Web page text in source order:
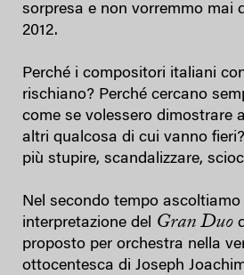
sorpresa e non vorremmo mai
2012.
Perché i compositori italiani
rischiano? Perché cercano
come se volessero dimostrare
altri qualcosa di cui vanno
più stupire, scandalizzare,
Nel secondo tempo
interpretazione del Gran Duo
proposto per orchestra nella
ottocentesca di Joseph